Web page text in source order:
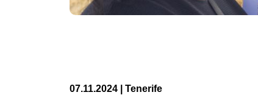
07.11.2024 | Tenerife